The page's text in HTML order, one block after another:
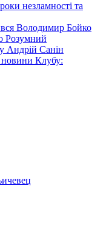
незламності та
Володимир Бойко
Розумний
Андрій Санін
новини Клубу: